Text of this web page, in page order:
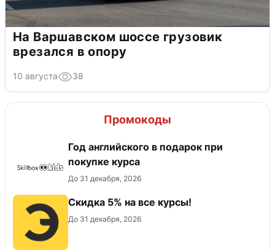
На Варшавском шоссе грузовик
врезался в опору
10 августа 38
Промокоды
Год английского в подарок при
покупке курса
До 31 декабря, 2026
Скидка 5% на все курсы!
До 31 декабря, 2026